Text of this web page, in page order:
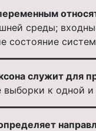
среды;
состояние
служит для
выборки к одной